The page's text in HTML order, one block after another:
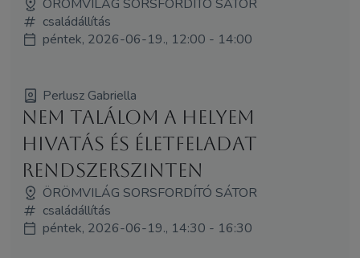
ÖRÖMVILÁG SORSFORDÍTÓ SÁTOR
családállítás
péntek, 2026-06-19., 12:00 - 14:00
Perlusz Gabriella
Nem találom a helyem
Hivatás és életfeladat
rendszerszinten
ÖRÖMVILÁG SORSFORDÍTÓ SÁTOR
családállítás
péntek, 2026-06-19., 14:30 - 16:30